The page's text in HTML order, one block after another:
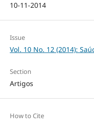
10-11-2014
Issue
Vol. 10 No. 12 (2014):
Section
Artigos
How to Cite